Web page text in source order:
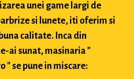
unei game largi de
si lunete, iti oferim si
calitate. Inca din
ai sunat, masinaria "
" se pune in miscare: